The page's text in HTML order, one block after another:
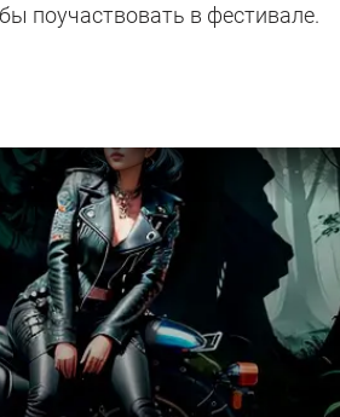
поучаствовать в фестивале.